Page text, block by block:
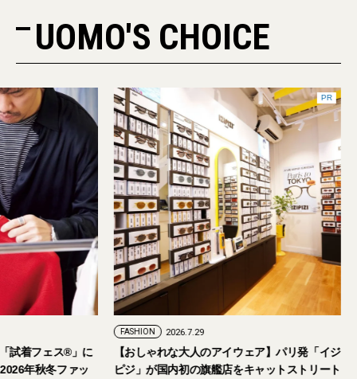
UOMO'S CHOICE
試着フェス®︎」に
年秋冬ファッ
PR
FASHION 2026.7.29
【おしゃれな大人のアイウェア】パリ発「イジ
ピジ」が国内初の旗艦店をキャットストリート